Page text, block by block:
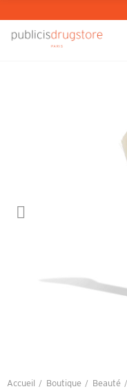
Accueil Boutique Beauté